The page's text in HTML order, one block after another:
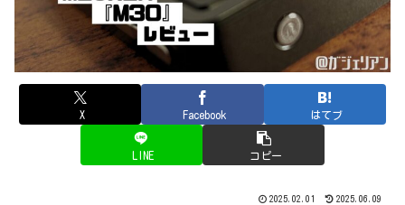
X Facebook はてブ
LINE コピー
2025.02.01 2025.06.09